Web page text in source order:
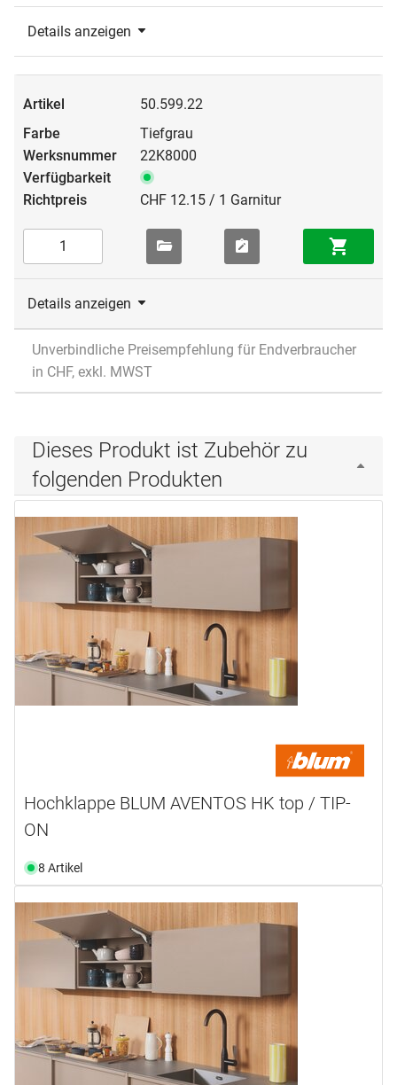
Details anzeigen
50.599.22
Tiefgrau
22K8000
CHF 12.15 / 1 Garnitur
Details anzeigen
Unverbindliche Preisempfehlung für Endverbraucher
in CHF, exkl. MWST
Dieses Produkt ist Zubehör zu
folgenden Produkten
Hochklappe BLUM AVENTOS HK top / TIP-
ON
8 Artikel